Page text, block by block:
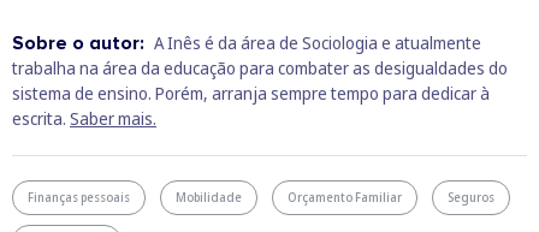
Sobre o autor: A Inês é da área de Sociologia e atualmente
trabalha na área da educação para combater as desigualdades do
sistema de ensino. Porém, arranja sempre tempo para dedicar à
escrita. Saber mais.
Finanças pessoais Mobilidade Orçamento Familiar Seguros